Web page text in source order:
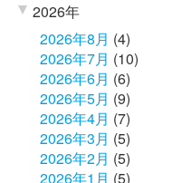
2026年
2026年8月 (4)
2026年7月 (10)
2026年6月 (6)
2026年5月 (9)
2026年4月 (7)
2026年3月 (5)
2026年2月 (5)
2026年1月 (5)